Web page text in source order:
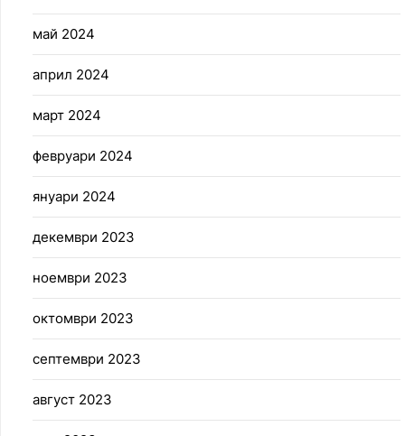
май 2024
април 2024
март 2024
февруари 2024
януари 2024
декември 2023
ноември 2023
октомври 2023
септември 2023
август 2023